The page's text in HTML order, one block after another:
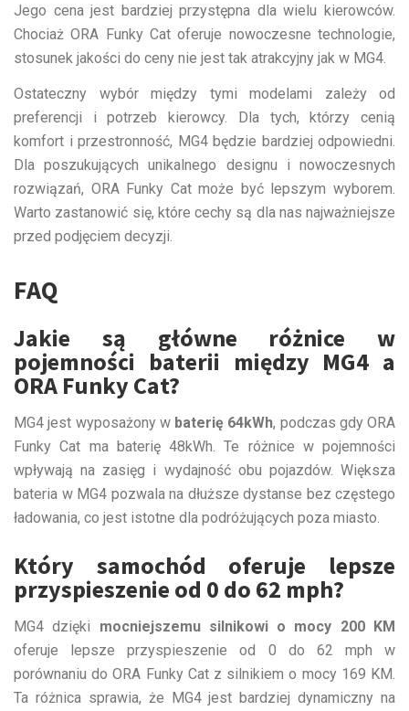
Jego cena jest bardziej przystępna dla wielu kierowców.
Chociaż ORA Funky Cat oferuje nowoczesne technologie,
stosunek jakości do ceny nie jest tak atrakcyjny jak w MG4.
Ostateczny wybór między tymi modelami zależy od
preferencji i potrzeb kierowcy. Dla tych, którzy cenią
komfort i przestronność, MG4 będzie bardziej odpowiedni.
Dla poszukujących unikalnego designu i nowoczesnych
rozwiązań, ORA Funky Cat może być lepszym wyborem.
Warto zastanowić się, które cechy są dla nas najważniejsze
przed podjęciem decyzji.
FAQ
Jakie są główne różnice w
pojemności baterii między MG4 a
ORA Funky Cat?
MG4 jest wyposażony w baterię 64kWh, podczas gdy ORA
Funky Cat ma baterię 48kWh. Te różnice w pojemności
wpływają na zasięg i wydajność obu pojazdów. Większa
bateria w MG4 pozwala na dłuższe dystanse bez częstego
ładowania, co jest istotne dla podróżujących poza miasto.
Który samochód oferuje lepsze
przyspieszenie od 0 do 62 mph?
MG4 dzięki mocniejszemu silnikowi o mocy 200 KM
oferuje lepsze przyspieszenie od 0 do 62 mph w
porównaniu do ORA Funky Cat z silnikiem o mocy 169 KM.
Ta różnica sprawia, że MG4 jest bardziej dynamiczny na